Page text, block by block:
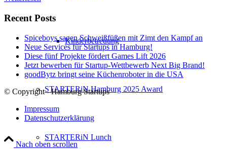
Kinderbetreuung
STARTERiN Hamburg 2025 Award
STARTERiN Lunch
Recent Posts
Spiceboys sagen Schweißfüßen mit Zimt den Kampf an
Neue Services für Startups in Hamburg!
Diese fünf Projekte fördert Games Lift 2026
Jetzt bewerben für Startup-Wettbewerb Next Big Brand!
goodBytz bringt seine Küchenroboter in die USA
© Copyright - Hamburg Startups
Impressum
Datenschutzerklärung
Nach oben scrollen